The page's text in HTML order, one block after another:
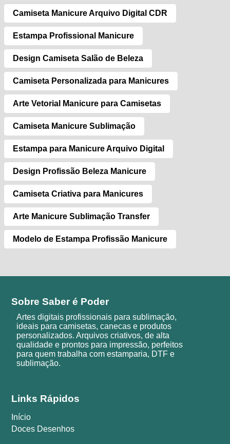
Camiseta Manicure Arquivo Digital CDR
Estampa Profissional Manicure
Design Camiseta Salão de Beleza
Camiseta Personalizada para Manicures
Arte Vetorial Manicure para Camisetas
Camiseta Manicure Sublimação
Estampa para Manicure Arquivo Digital
Design Profissão Beleza Manicure
Camiseta Criativa para Manicures
Arte Manicure Sublimação Transfer
Modelo de Estampa Profissão Manicure
Sobre Saber é Poder
Artes digitais profissionais para sublimação,
ideais para camisetas, canecas e produtos
personalizados. Arquivos criativos, de alta
qualidade e prontos para impressão, perfeitos
para quem trabalha com estamparia, DTF e
sublimação.
Links Rápidos
Início
Doces Desenhos